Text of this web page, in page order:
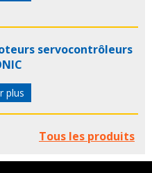
servocontrôleurs
plus
Tous les produits